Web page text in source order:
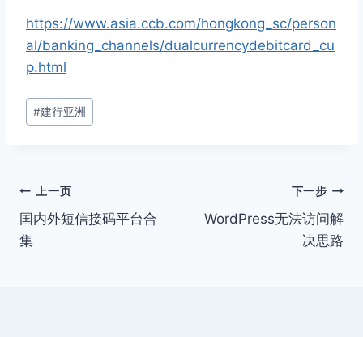
https://www.asia.ccb.com/hongkong_sc/person
al/banking_channels/dualcurrencydebitcard_cu
p.html
文
章
#建行亚洲
文
章
上一页
国内外短信接码平台合
集
下一步
WordPress无法访问解
决思路